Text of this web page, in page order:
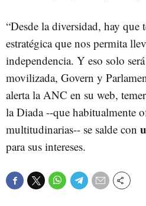
“Desde la diversidad, hay que
estratégica que nos permita
independencia. Y eso solo
movilizada, Govern y
alerta la ANC en su web,
la Diada --que habitualmente
multitudinarias-- se salde con
para sus intereses.